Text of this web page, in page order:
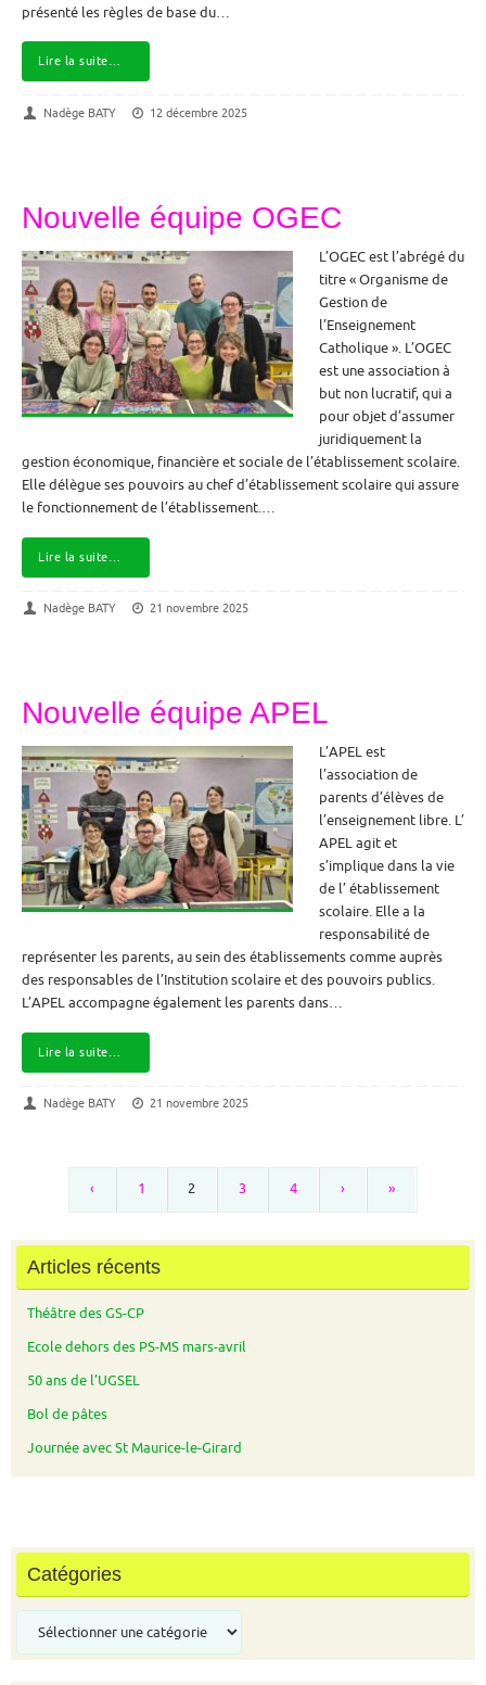
présenté les règles de base du…
Lire la suite…
Nadège BATY 12 décembre 2025
Nouvelle équipe OGEC
L’OGEC est l’abrégé du
titre « Organisme de
Gestion de
l’Enseignement
Catholique ». L’OGEC
est une association à
but non lucratif, qui a
pour objet d’assumer
juridiquement la
gestion économique, financière et sociale de l’établissement scolaire.
Elle délègue ses pouvoirs au chef d’établissement scolaire qui assure
le fonctionnement de l’établissement.…
Lire la suite…
Nadège BATY 21 novembre 2025
Nouvelle équipe APEL
L’APEL est
l’association de
parents d’élèves de
l’enseignement libre. L’
APEL agit et
s’implique dans la vie
de l’ établissement
scolaire. Elle a la
responsabilité de
représenter les parents, au sein des établissements comme auprès
des responsables de l’Institution scolaire et des pouvoirs publics.
L’APEL accompagne également les parents dans…
Lire la suite…
Nadège BATY 21 novembre 2025
‹ 1 2 3 4 › »
Articles récents
Théâtre des GS-CP
Ecole dehors des PS-MS mars-avril
50 ans de l’UGSEL
Bol de pâtes
Journée avec St Maurice-le-Girard
Catégories